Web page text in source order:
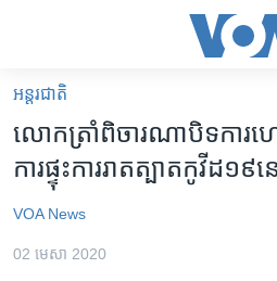
គេហទំព័រ​
ទាក់ទង
និង​
ទំព័រ​
អន្តរជាតិ
អាមេរិក
អន្តរជាតិ
លោក​​ត្រាំ​ពិចារណា​បិទ​ការ​ហ
ការ​ផ្ទុះ​ការ​រាតត្បាត​កូវីដ១
VOA News
02 មេសា 2020